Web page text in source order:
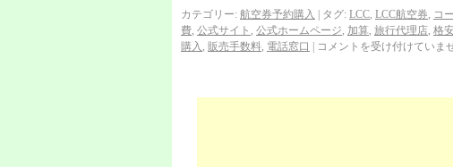
カテゴリー: 航空券予約購入 タグ: LCC, LCC航空券, コ
費, 公式サイト , 公式ホームページ, 加算, 旅行代理店, 格
購入 , 販売手数料, 電話窓口 コメントを受け付けていま